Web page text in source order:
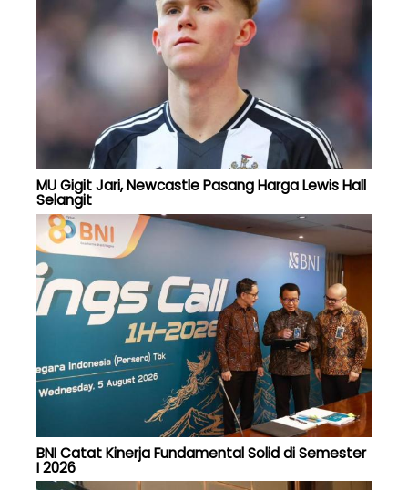
MU Gigit Jari, Newcastle Pasang Harga Lewis Hall
Selangit
BNI Catat Kinerja Fundamental Solid di Semester
I 2026